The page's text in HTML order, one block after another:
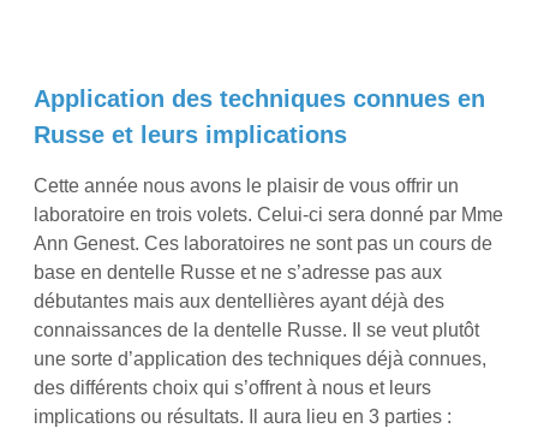
Application des techniques connues en
Russe et leurs implications
Cette année nous avons le plaisir de vous offrir un
laboratoire en trois volets. Celui-ci sera donné par Mme
Ann Genest. Ces laboratoires ne sont pas un cours de
base en dentelle Russe et ne s’adresse pas aux
débutantes mais aux dentellières ayant déjà des
connaissances de la dentelle Russe. Il se veut plutôt
une sorte d’application des techniques déjà connues,
des différents choix qui s’offrent à nous et leurs
implications ou résultats. Il aura lieu en 3 parties :